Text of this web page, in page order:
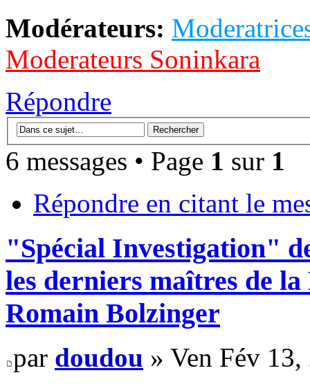
Modérateurs:
Moderateurs Soninkara
Répondre
6 messages • Page 1 sur 1
Répondre en citant le
"Spécial Investigation"
les derniers maîtres de
Romain Bolzinger
par doudou » Ven Fév